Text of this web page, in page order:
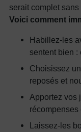
serait complet
Voici comment
Habillez-les
sentent bien :
Choisissez
reposés et
Apportez vos
récompenses
Laissez-les